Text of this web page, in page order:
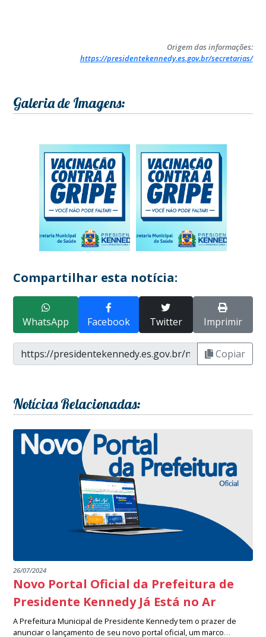
Origem das informações:
https://presidentekennedy.es.gov.br/secretarias/
Galeria de Imagens:
Compartilhar esta notícia:
WhatsApp Facebook Twitter Imprimir
Copiar
Notícias Relacionadas:
26/07/2024
Novo Portal Oficial da Prefeitura de
Presidente Kennedy Já Está no Ar
A Prefeitura Municipal de Presidente Kennedy tem o prazer de
anunciar o lançamento de seu novo portal oficial, um marco